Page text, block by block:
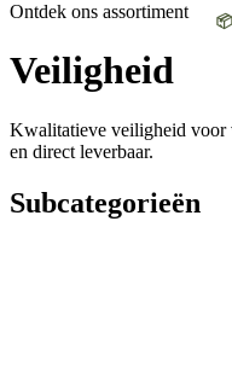
Ontdek ons assortiment
Veiligheid
Kwalitatieve veiligheid voor
en direct leverbaar.
Subcategorieën